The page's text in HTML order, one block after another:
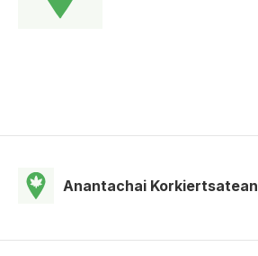
Anantachai Korkiertsatean